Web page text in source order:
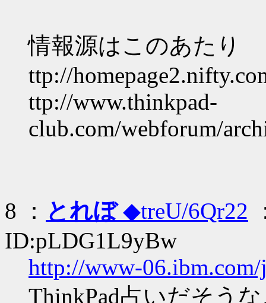
情報源はこのあたり
ttp://
ttp://www.thinkpad-
club.com/webforum/
8 ： とれぼ◆treU/6Qr22
ID:pLDG1L9yBw
http://www-
ThinkPad占いだそう